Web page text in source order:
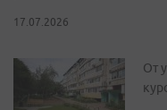
17.07.2026
От